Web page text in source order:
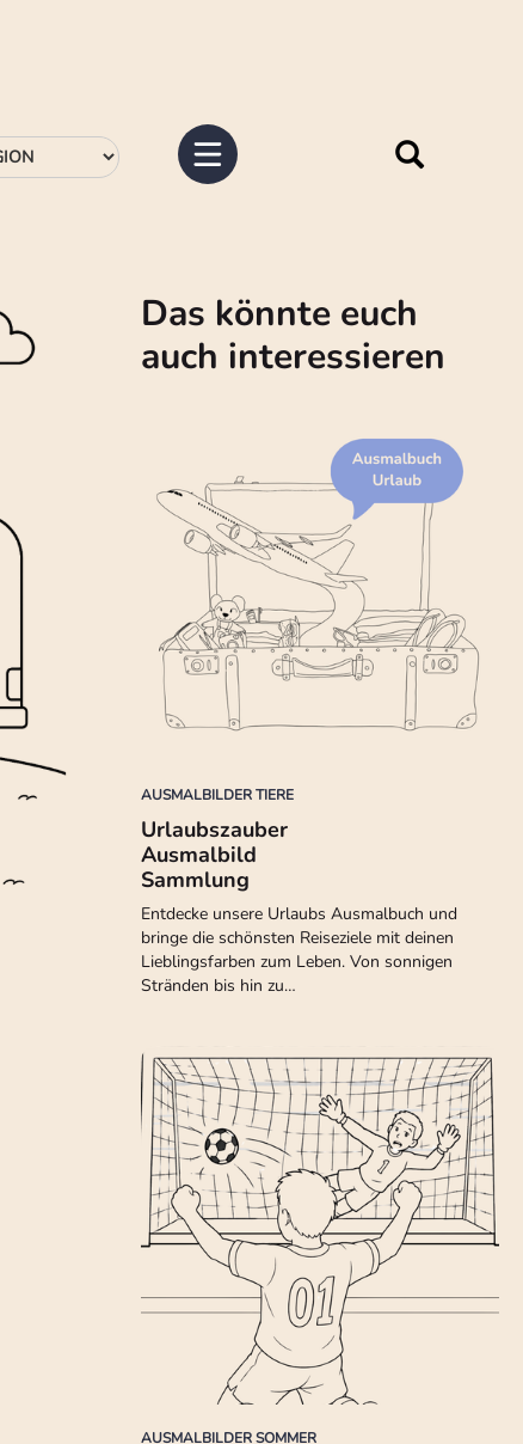
Das könnte euch
auch interessieren
AUSMALBILDER TIERE
Urlaubszauber
Ausmalbild
Sammlung
Entdecke unsere Urlaubs Ausmalbuch und
bringe die schönsten Reiseziele mit deinen
Lieblingsfarben zum Leben. Von sonnigen
Stränden bis hin zu…
AUSMALBILDER SOMMER